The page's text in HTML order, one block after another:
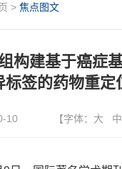
> 焦点图文
构建基于癌症
标签的药物重定
10 【字体： 大 中